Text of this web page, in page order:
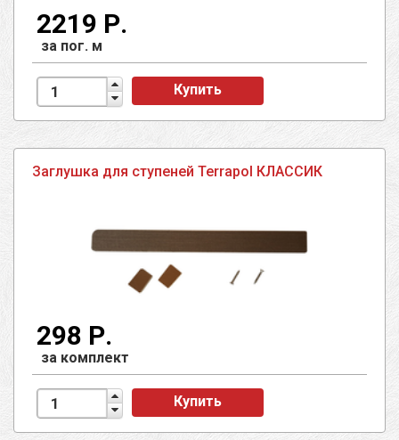
2219 Р.
за пог. м
Купить
Заглушка для ступеней Terrapol КЛАССИК
298 Р.
за комплект
Купить